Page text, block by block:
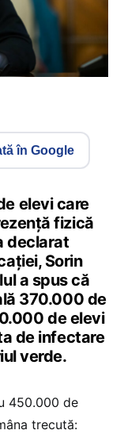
în Google
elevi care
fizică
declarat
Sorin
a spus că
370.000 de
de elevi
de infectare
verde.
450.000 de
trecută: